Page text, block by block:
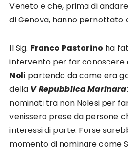
Veneto e che, prima di
di Genova, hanno pernottato
Il Sig. Franco Pastorino ha
intervento per far conoscere
Noli partendo da come era
della V Repubblica Marinara
nominati tra non Nolesi per
venissero prese da persone
interessi di parte. Forse
momento di nominare come